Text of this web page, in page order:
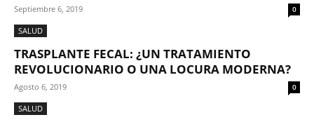
Septiembre 6, 2019 0
SALUD
TRASPLANTE FECAL: ¿UN TRATAMIENTO
REVOLUCIONARIO O UNA LOCURA MODERNA?
Agosto 6, 2019 0
SALUD